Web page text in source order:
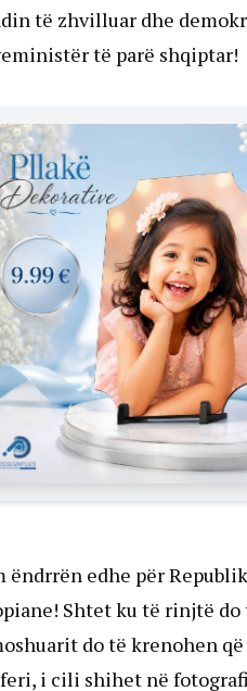
të zhvilluar dhe
të parë shqiptar!
ëndrrën edhe për
Shtet ku të rinjtë
do të krenohen
i cili shihet në